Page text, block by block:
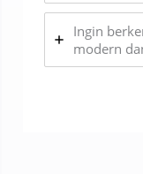
Ingin
modern